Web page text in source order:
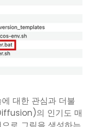
대한 관심과 더불
의 인기도 매